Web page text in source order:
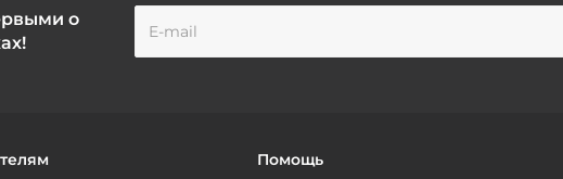
о
Помощь